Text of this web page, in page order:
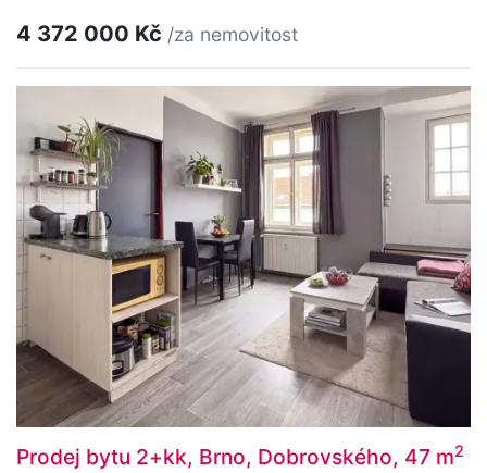
4 372 000 Kč /za nemovitost
Prodej bytu 2+kk, Brno, Dobrovského, 47 m2